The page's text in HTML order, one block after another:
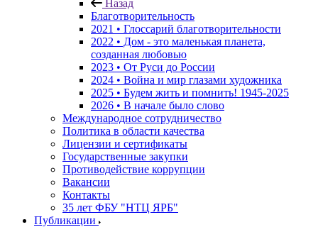
Назад
Благотворительность
2021 • Глоссарий благотворительности
2022 • Дом - это маленькая планета,
созданная любовью
2023 • От Руси до России
2024 • Война и мир глазами художника
2025 • Будем жить и помнить! 1945-2025
2026 • В начале было слово
Международное сотрудничество
Политика в области качества
Лицензии и сертификаты
Государственные закупки
Противодействие коррупции
Вакансии
Контакты
35 лет ФБУ "НТЦ ЯРБ"
Публикации